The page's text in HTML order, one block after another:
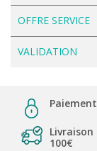
OFFRE SERVICE
VALIDATION
100€